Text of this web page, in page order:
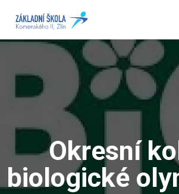
Okresní
biologické